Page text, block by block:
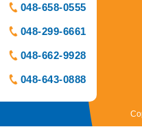
048-658-0555
048-299-6661
048-662-9928
048-643-0888